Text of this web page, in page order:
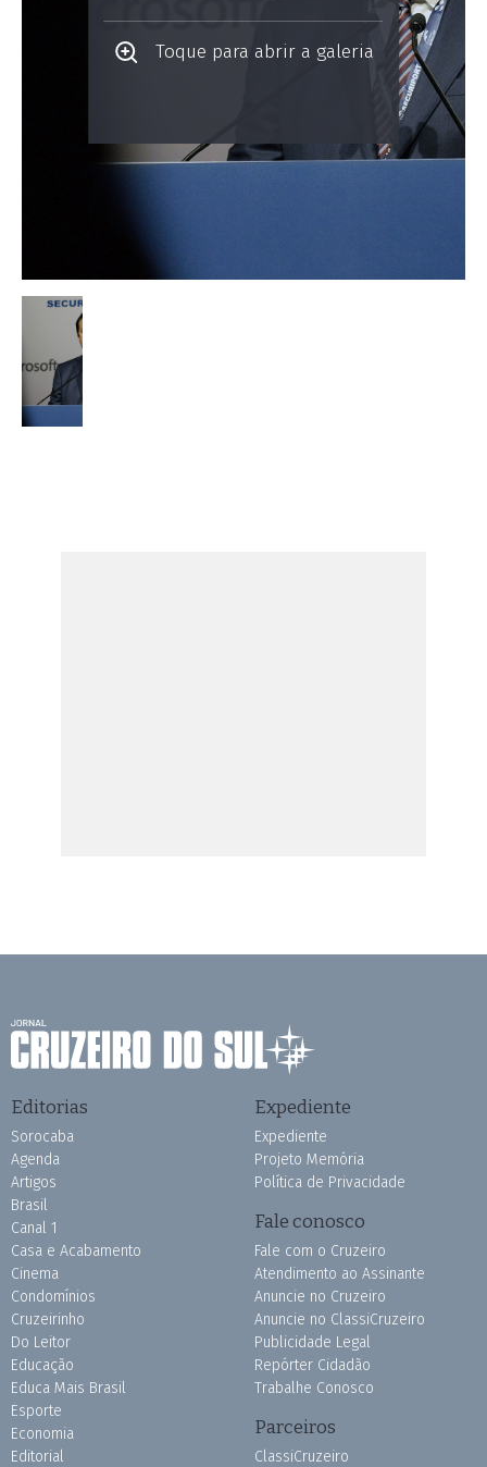
Toque para abrir a galeria
Editorias
Sorocaba
Agenda
Artigos
Brasil
Canal 1
Casa e Acabamento
Cinema
Condomínios
Cruzeirinho
Do Leitor
Educação
Educa Mais Brasil
Esporte
Economia
Editorial
Expediente
Expediente
Projeto Memória
Política de Privacidade
Fale conosco
Fale com o Cruzeiro
Atendimento ao Assinante
Anuncie no Cruzeiro
Anuncie no ClassiCruzeiro
Publicidade Legal
Repórter Cidadão
Trabalhe Conosco
Parceiros
ClassiCruzeiro